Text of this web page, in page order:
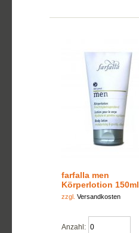
farfalla men
Körperlotion 150ml
zzgl. Versandkosten
Anzahl: